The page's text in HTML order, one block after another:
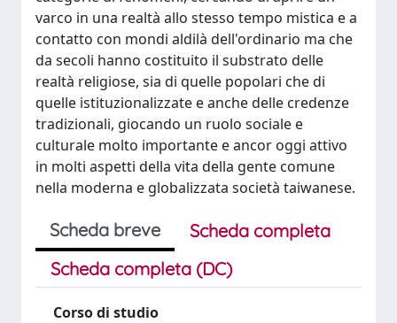
varco in una realtà allo stesso tempo mistica e a
contatto con mondi aldilà dell'ordinario ma che
da secoli hanno costituito il substrato delle
realtà religiose, sia di quelle popolari che di
quelle istituzionalizzate e anche delle credenze
tradizionali, giocando un ruolo sociale e
culturale molto importante e ancor oggi attivo
in molti aspetti della vita della gente comune
nella moderna e globalizzata società taiwanese.
Scheda breve
Scheda completa
Scheda completa (DC)
Corso di studio